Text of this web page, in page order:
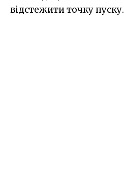
відстежити точку пуску.